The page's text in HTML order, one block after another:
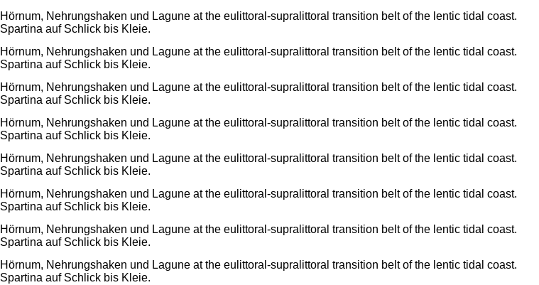
Hörnum, Nehrungshaken und Lagune at the eulittoral-supralittoral transition belt of the lentic tidal coast.
Spartina auf Schlick bis Kleie.
Hörnum, Nehrungshaken und Lagune at the eulittoral-supralittoral transition belt of the lentic tidal coast.
Spartina auf Schlick bis Kleie.
Hörnum, Nehrungshaken und Lagune at the eulittoral-supralittoral transition belt of the lentic tidal coast.
Spartina auf Schlick bis Kleie.
Hörnum, Nehrungshaken und Lagune at the eulittoral-supralittoral transition belt of the lentic tidal coast.
Spartina auf Schlick bis Kleie.
Hörnum, Nehrungshaken und Lagune at the eulittoral-supralittoral transition belt of the lentic tidal coast.
Spartina auf Schlick bis Kleie.
Hörnum, Nehrungshaken und Lagune at the eulittoral-supralittoral transition belt of the lentic tidal coast.
Spartina auf Schlick bis Kleie.
Hörnum, Nehrungshaken und Lagune at the eulittoral-supralittoral transition belt of the lentic tidal coast.
Spartina auf Schlick bis Kleie.
Hörnum, Nehrungshaken und Lagune at the eulittoral-supralittoral transition belt of the lentic tidal coast.
Spartina auf Schlick bis Kleie.